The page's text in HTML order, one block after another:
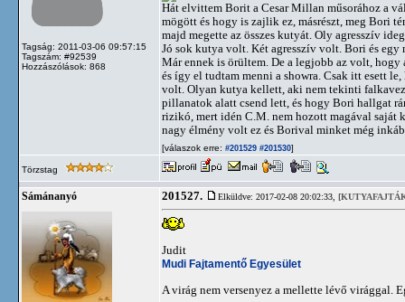
Tagság: 2011-03-06 09:57:15
Tagszám: #92539
Hozzászólások: 868
Hát elvittem Borit a Cesar Millan műsorához a
mögött és hogy is zajlik ez, másrészt, meg Bori
majd megette az összes kutyát. Oly agresszív
Jó sok kutya volt. Két agresszív volt. Bori és
Már ennek is örültem. De a legjobb az volt,
és így el tudtam menni a showra. Csak itt esett
volt. Olyan kutya kellett, aki nem tekinti
pillanatok alatt csend lett, és hogy Bori hallgat
rizikó, mert idén C.M. nem hozott magával saját
nagy élmény volt ez és Borival minket még
[válaszok erre: #201529 #201530]
Törzstag
Sámánanyó 201527. Elküldve: 2017-02-08 20:02:33,
Judit
Mudi Fajtamentő Egyesület
A virág nem versenyez a mellette lévő virággal.